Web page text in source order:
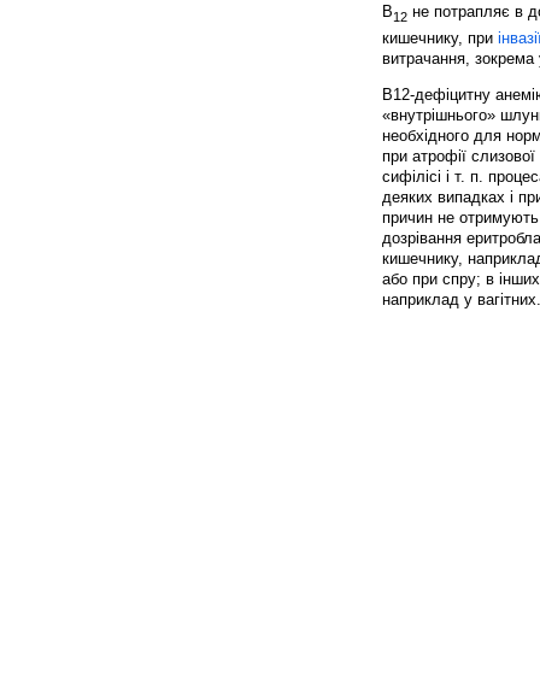
В12 не потрапляє в
кишечнику, при
витрачання,
В12-дефіцитну
«внутрішнього»
необхідного для
при атрофії
сифілісі і т. п.
деяких випадках і
причин не отримують
дозрівання
кишечнику,
або при спру; в
наприклад у вагітних.